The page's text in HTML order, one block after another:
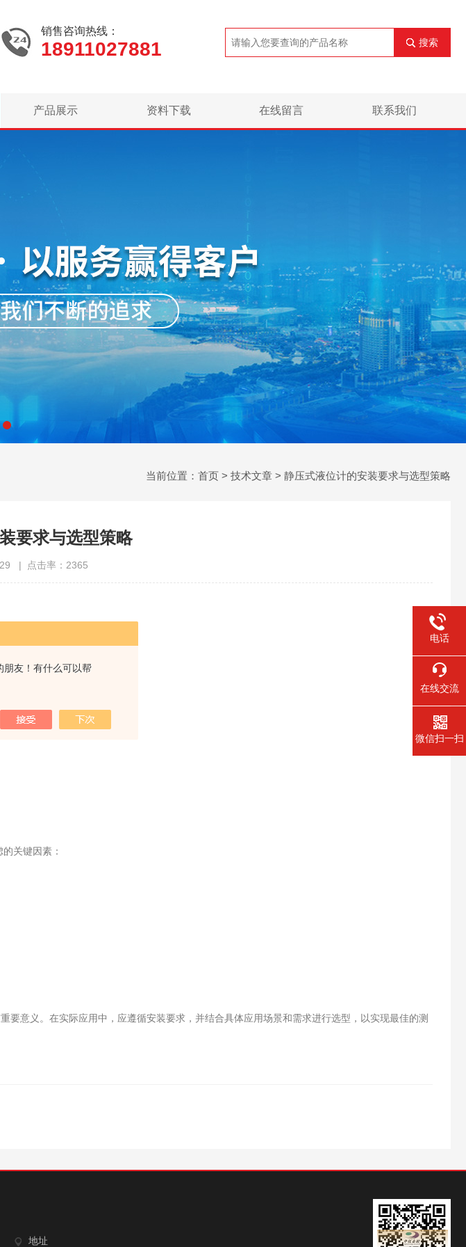
朋友！有什么可以帮
销售咨询热线：
18911027881 搜索
产品展示 资料下载 在线留言 联系我们
当前位置： 首页 > 技术文章 > 静压式液位计的安装要求与选型策略
要求与选型策略
29 | 点击率：2365
，必须遵循以下安装要求：
关键因素：
意义。在实际应用中，应遵循安装要求，并结合具体应用场景和需求进行选型，以实现最佳的测
地址
电话
在线交流
微信扫一扫